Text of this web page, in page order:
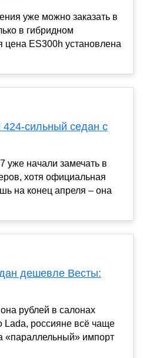
уже можно заказать в
в гибридном
цена ES300h установлена
424-сильный седан с
уже начали замечать в
хотя официальная
на конец апреля – она
дешевле Весты:
рублей в салонах
Lada, россияне всё чаще
импорт